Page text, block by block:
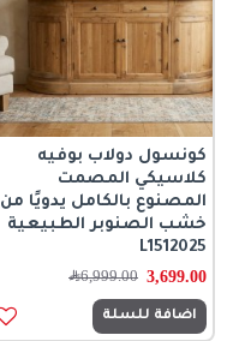
كونسول دولاب بوفيه
كلاسيكي المصمت
المصنوع بالكامل يدويًا من
خشب الصنوبر الطبيعية
L1512025
3,699.00
6,999.00﷼
اضافة للسلة